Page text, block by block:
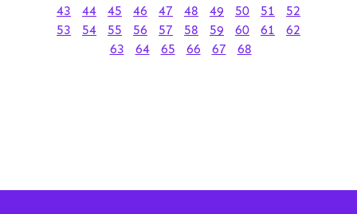
43
44 45 46 47 48 49 50 51
52
53
54 55 56 57 58 59 60 61
62
63
64 65 66 67 68